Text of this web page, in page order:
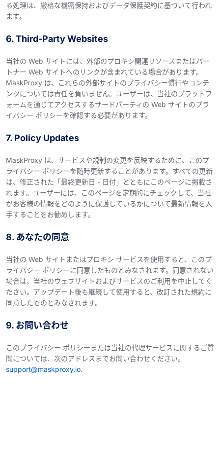
る処理は、厳格な機密保持およびデータ保護契約に基づいて行われ
ます。
6. Third-Party Websites
当社の Web サイトには、外部のプロキシ関連リソースまたはパー
トナー Web サイトへのリンクが含まれている場合があります。
MaskProxy は、これらの外部サイトのプライバシー慣行やコンテ
ンツについては責任を負いません。ユーザーは、当社のプラットフ
ォームを通じてアクセスするサードパーティの Web サイトのプラ
イバシー ポリシーを確認する必要があります。
7. Policy Updates
MaskProxy は、サービスや規制の変更を反映するために、このプ
ライバシー ポリシーを随時更新することがあります。すべての更新
は、修正された「最終更新日 - 日付」とともにこのページに掲載さ
れます。ユーザーには、このページを定期的にチェックして、当社
がお客様の情報をどのように保護しているかについて最新情報を入
手することをお勧めします。
8. あなたの同意
当社の Web サイトまたはプロキシ サービスを使用すると、このプ
ライバシー ポリシーに同意したものとみなされます。同意されない
場合は、当社のウェブサイトおよびサービスのご利用を中止してく
ださい。アップデート後も継続して使用すると、改訂された規約に
同意したものとみなされます。
9. お問い合わせ
このプライバシー ポリシーまたは当社の代理サービスに関するご質
問については、次のアドレスまでお問い合わせください。
support@maskproxy.io.